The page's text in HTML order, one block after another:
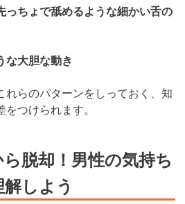
っちょで舐めるような細かい舌の
な大胆な動き
れらのパターンをしっておく、知
つけられます。
脱却！男性の気持ち
しよう